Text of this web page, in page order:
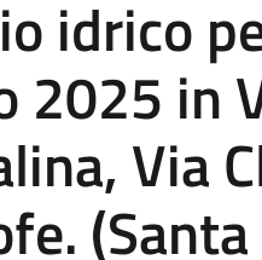
idrico
2025 in
Via
(Santa